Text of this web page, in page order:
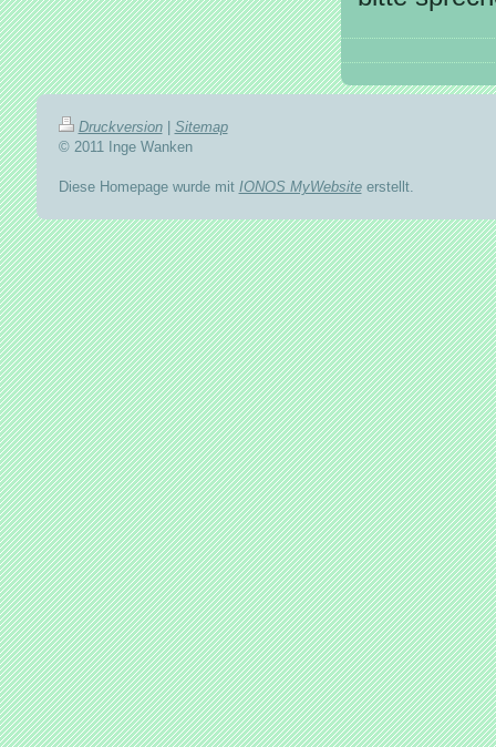
Druckversion
Sitemap
© 2011 Inge Wanken
Diese Homepage wurde mit IONOS MyWebsiteerstellt.